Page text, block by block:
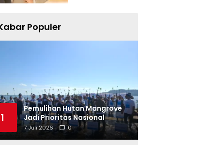
Populer
1
Pemulihan Hutan Mangrove
Jadi Prioritas Nasional
7 Juli 2026 0